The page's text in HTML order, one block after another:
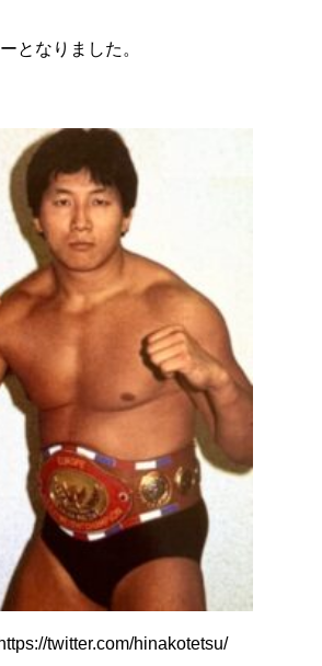
となりました。
twitter.com/hinakotetsu/